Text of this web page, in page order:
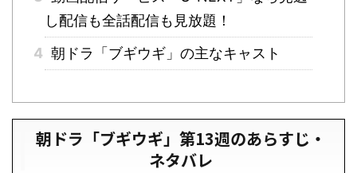
し配信も全話配信も見放題！
4 朝ドラ「ブギウギ」の主なキャスト
朝ドラ「ブギウギ」第13週のあらすじ・
ネタバレ